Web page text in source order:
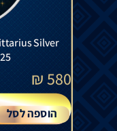
Silver
580
₪
הוספה לסל